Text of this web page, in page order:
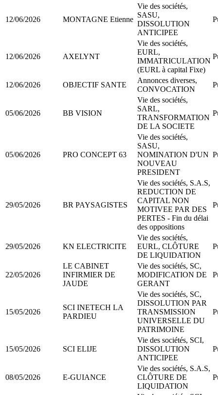
12/06/2026 MONTAGNE Etienne
Vie des sociétés,
SASU,
DISSOLUTION
ANTICIPEE
12/06/2026 AXELYNT
Vie des sociétés,
EURL,
IMMATRICULATION
(EURL à capital Fixe)
12/06/2026 OBJECTIF SANTE
Annonces diverses,
CONVOCATION
05/06/2026 BB VISION
Vie des sociétés,
SARL,
TRANSFORMATION
DE LA SOCIETE
05/06/2026 PRO CONCEPT 63
Vie des sociétés,
SASU,
NOMINATION D'UN
NOUVEAU
PRESIDENT
29/05/2026 BR PAYSAGISTES
Vie des sociétés, S.A.S,
REDUCTION DE
CAPITAL NON
MOTIVEE PAR DES
PERTES - Fin du délai
des oppositions
29/05/2026 KN ELECTRICITE
Vie des sociétés,
EURL, CLÔTURE
DE LIQUIDATION
22/05/2026
LE CABINET
INFIRMIER DE
JAUDE
Vie des sociétés, SC,
MODIFICATION DE
GERANT
15/05/2026
SCI INETECH LA
PARDIEU
Vie des sociétés, SC,
DISSOLUTION PAR
TRANSMISSION
UNIVERSELLE DU
PATRIMOINE
15/05/2026 SCI ELIJE
Vie des sociétés, SCI,
DISSOLUTION
ANTICIPEE
08/05/2026 E-GUIANCE
Vie des sociétés, S.A.S,
CLÔTURE DE
LIQUIDATION